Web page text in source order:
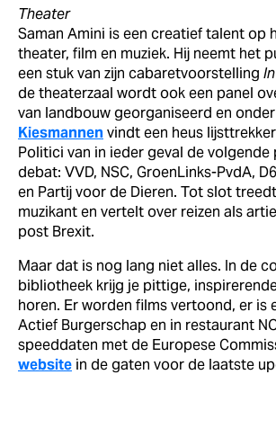
Theater
Saman Amini is een creatief talent op
theater, film en muziek. Hij neemt het
een stuk van zijn cabaretvoorstelling
de theaterzaal wordt ook een panel
van landbouw georganiseerd en
Kiesmannenvindt een heus
Politici van in ieder geval de volgende
debat: VVD, NSC, GroenLinks-PvdA,
en Partij voor de Dieren. Tot slot
muzikant en vertelt over reizen als
post Brexit.
Maar dat is nog lang niet alles. In de
bibliotheek krijg je pittige,
horen. Er worden films vertoond, er is
Actief Burgerschap en in restaurant
speeddaten met de Europese
website in de gaten voor de laatste